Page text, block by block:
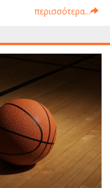
περισσότερα...